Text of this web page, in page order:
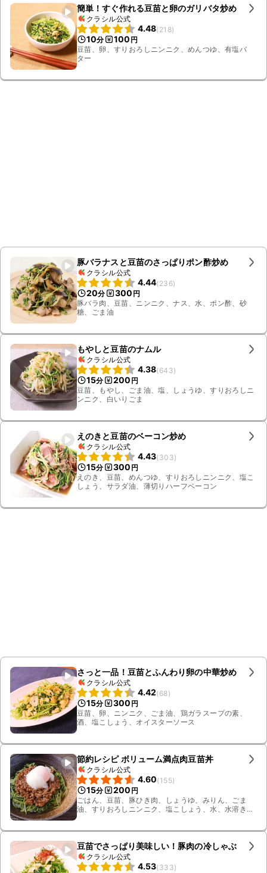
簡単！すぐ作れる豆苗と卵のガリバタ炒め
クラシル公式
4.48(218)
10分 100 円
豆苗、卵、すりおろしニンニク、めんつゆ、有塩バ
ター
豚バラナスと豆苗のさっぱりポン酢炒め
クラシル公式
4.44(236)
20分 300 円
豚バラ肉、豆苗、ニンニク、ナス、水、ポン酢、砂
糖、ごま油
もやしと豆苗のナムル
クラシル公式
4.38(643)
15分 200 円
豆苗、もやし、ごま油、塩、しょうゆ、すりおろしニ
ンニク、白いりごま
えのきと豆苗のベーコン炒め
クラシル公式
4.43(303)
15分 300 円
えのき、豆苗、めんつゆ、すりおろしニンニク、塩こ
しょう、サラダ油、薄切りハーフベーコン
さっと一品！豆苗とふんわり卵の中華炒め
クラシル公式
4.42(68)
15分 300 円
豆苗、卵、ニンニク、ごま油、鶏ガラスープの素、
酒、塩こしょう、オイスターソース
節約レシピ ボリューム満点肉豆苗丼
クラシル公式
4.60(155)
15分 200 円
ごはん、豆苗、豚ひき肉、しょうゆ、みりん、ごま
油、すりおろしニンニク、塩こしょう、水、水溶き片
豆苗でさっぱり美味しい！豚肉の冷しゃぶ
クラシル公式
4.53(333)